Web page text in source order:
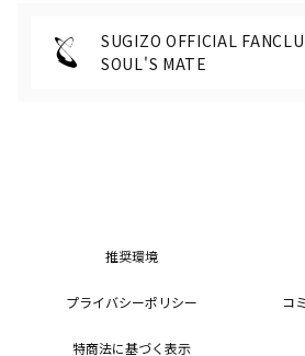
SUGIZO OFFICIAL
SOUL'S MATE
推奨環境
プライバシーポリシー コ
特商法に基づく表示